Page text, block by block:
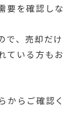
要を確認しな
で、売却だけ
ている方もお
からご確認く